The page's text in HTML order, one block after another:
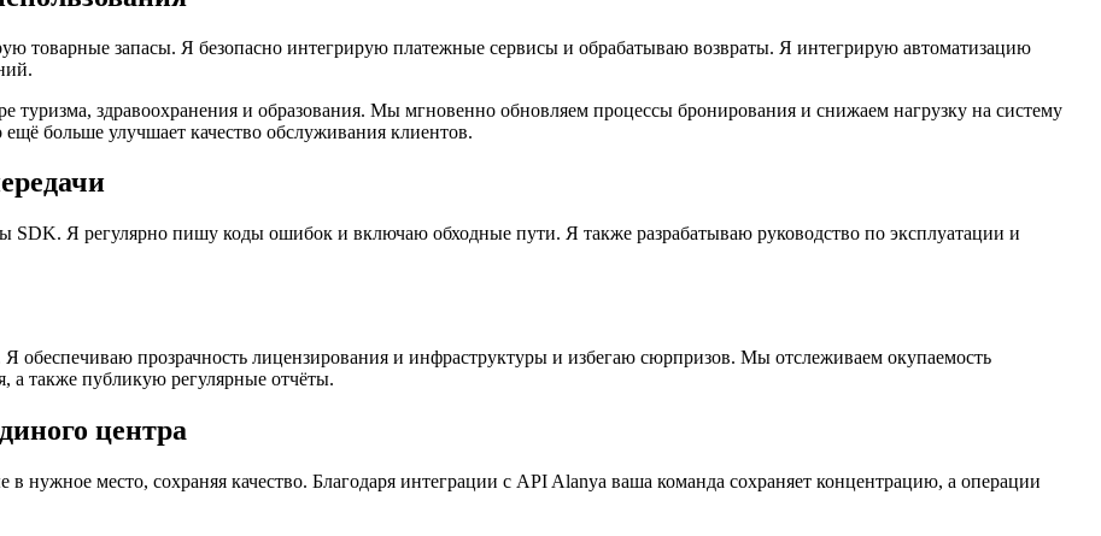
товарные запасы. Я безопасно интегрирую платежные сервисы и обрабатываю возвраты. Я интегрирую автоматизацию
туризма, здравоохранения и образования. Мы мгновенно обновляем процессы бронирования и снижаем нагрузку на систему
больше улучшает качество обслуживания клиентов.
Я регулярно пишу коды ошибок и включаю обходные пути. Я также разрабатываю руководство по эксплуатации и
обеспечиваю прозрачность лицензирования и инфраструктуры и избегаю сюрпризов. Мы отслеживаем окупаемость
также публикую регулярные отчёты.
центра
место, сохраняя качество. Благодаря интеграции с API Alanya ваша команда сохраняет концентрацию, а операции